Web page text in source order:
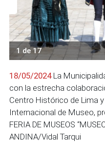
1 de 17
18/05/2024La
con la estrecha
Centro Histórico de Lima
Internacional de Museo,
FERIA DE MUSEOS
ANDINA/Vidal Tarqui